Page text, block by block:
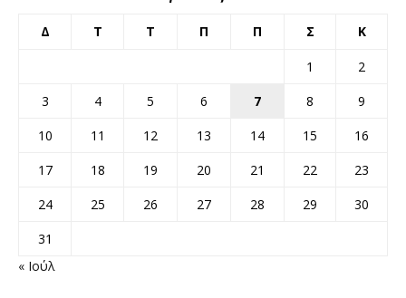
Δ Τ Τ Π Π Σ Κ
1
2
3
4 5 6 7 8
9
10
11 12 13 14 15
16
17
18 19 20 21 22
23
24
25 26 27 28 29
30
31
« Ιούλ